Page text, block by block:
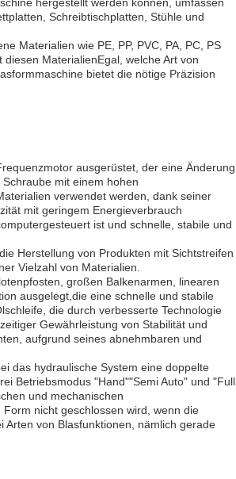
Schreibtischplatten, Stühle und
Materialien wie PE, PP, PVC, PA, PC, PS
MaterialienEgal, welche Art von
bietet die nötige Präzision
ausgerüstet, der eine Änderung
mit einem hohen
verwendet werden, dank seiner
mit geringem Energieverbrauch
ist und schnelle, stabile und
Herstellung von Produkten mit Sichtstreifen
Vielzahl von Materialien.
großen Balkenarmen, linearen
ausgelegt,die eine schnelle und stabile
die durch verbesserte Technologie
Gewährleistung von Stabilität und
aufgrund seines abnehmbaren und
das hydraulische System eine doppelte
Betriebsmodus "Hand""Semi Auto" und "Full
und mechanischen
nicht geschlossen wird, wenn die
von Blasfunktionen, nämlich gerade